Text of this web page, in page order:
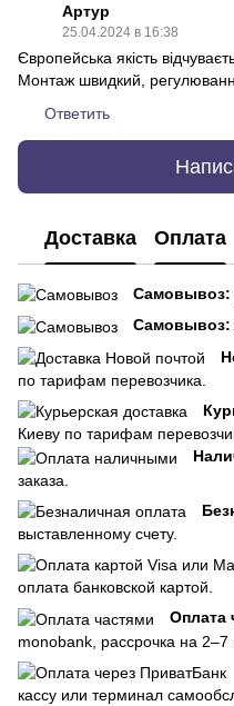
Артур
25.04.2024 в 16:38
Європейська якість
Монтаж швидкий,
Ответить
Доставка Оплата
Самовывоз:
Самовывоз:
по тарифам перевозчика.
Киеву по тарифам
заказа.
выставленному счету.
оплата банковской картой.
Оплата
monobank, рассрочка на 2–7
кассу или терминал